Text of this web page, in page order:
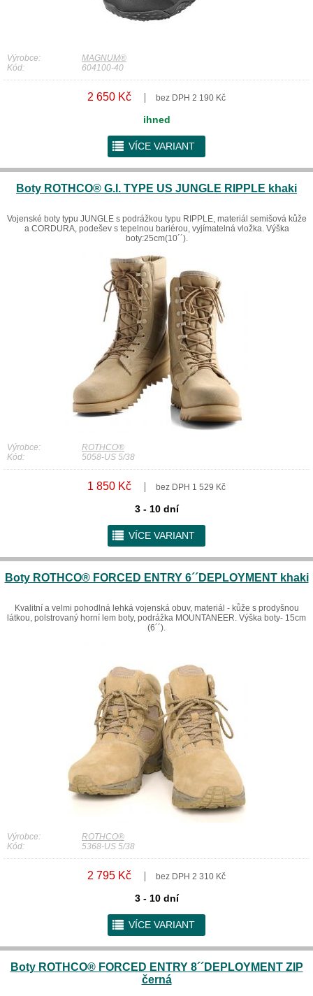
Výrobce:
MAGNUM®
Kód:
604100-40
2 650 Kč bez DPH 2 190 Kč
ihned
r VÍCE VARIANT
Boty ROTHCO® G.I. TYPE US JUNGLE RIPPLE khaki
Vojenské boty typu JUNGLE s podrážkou typu RIPPLE, materiál semišová kůže
a CORDURA, podešev s tepelnou bariérou, vyjímatelná vložka. Výška
boty:25cm(10´´).
Výrobce:
ROTHCO®
Kód:
5058-US 5/38
1 850 Kč bez DPH 1 529 Kč
3 - 10 dní
r VÍCE VARIANT
Boty ROTHCO® FORCED ENTRY 6´´DEPLOYMENT khaki
Kvalitní a velmi pohodlná lehká vojenská obuv, materiál - kůže s prodyšnou
látkou, polstrovaný horní lem boty, podrážka MOUNTANEER. Výška boty- 15cm
(6´´).
Výrobce:
ROTHCO®
Kód:
5368-US 5/38
2 795 Kč bez DPH 2 310 Kč
3 - 10 dní
r VÍCE VARIANT
Boty ROTHCO® FORCED ENTRY 8´´DEPLOYMENT ZIP
černá